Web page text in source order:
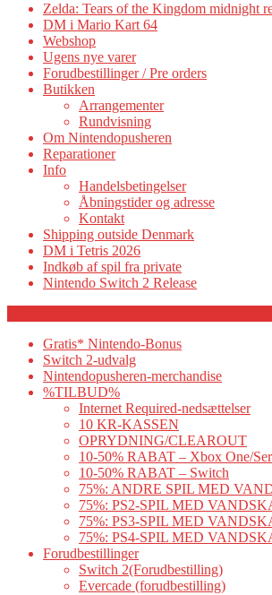
Zelda: Tears of the Kingdom midnight
DM i Mario Kart 64
Webshop
Ugens nye varer
Forudbestillinger / Pre orders
Butikken
Arrangementer
Rundvisning
Om Nintendopusheren
Reparationer
Info
Handelsbetingelser
Åbningstider og adresse
Kontakt
Shipping outside Denmark
DM i Tetris 2026
Indkøb af spil fra private
Nintendo Switch 2 Release
Gratis* Nintendo-Bonus
Switch 2-udvalg
Nintendopusheren-merchandise
%TILBUD%
Internet Required-nedsættelser
10 KR-KASSEN
OPRYDNING/CLEAROUT
10-50% RABAT – Xbox One/
10-50% RABAT – Switch
75%: ANDRE SPIL MED
75%: PS2-SPIL MED
75%: PS3-SPIL MED
75%: PS4-SPIL MED
Forudbestillinger
Switch 2(Forudbestilling)
Evercade (forudbestilling)